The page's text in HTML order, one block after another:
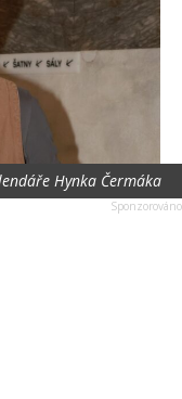
Hynka Čermáka